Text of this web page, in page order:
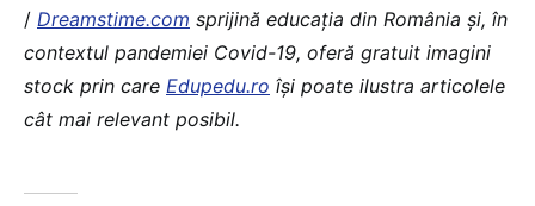
/ Dreamstime.com sprijină educaţia din România şi, în
contextul pandemiei Covid-19, oferă gratuit imagini
stock prin care Edupedu.ro îşi poate ilustra articolele
cât mai relevant posibil.